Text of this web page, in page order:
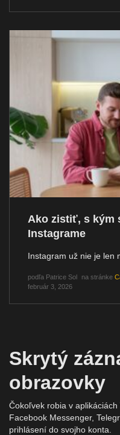
Ako zistiť, s kým
Instagrame
Instagram už nie je len
podľa Patrice Sol na stránke
február 3, 2026
Skrytý
obrazovky
Čokoľvek robia v
Facebook Messenger,
prihlásení do svojho konta.